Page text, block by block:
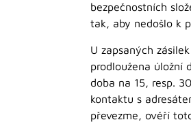
bezpečnostních
tak, aby nedošlo k
U zapsaných
prodloužena úložní
doba na 15, resp.
kontaktu s
převezme, ověří